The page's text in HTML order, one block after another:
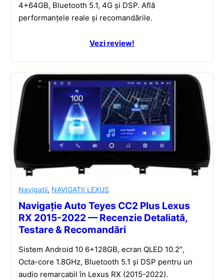
4+64GB, Bluetooth 5.1, 4G și DSP. Află
performanțele reale și recomandările.
Vezi review!
Navigatii, NAVIGATII LEXUS
Navigație Auto Teyes CC2 Plus Lexus
RX 2015-2022 — Recenzie Detaliată,
Testare & Recomandări
Sistem Android 10 6+128GB, ecran QLED 10.2″,
Octa-core 1.8GHz, Bluetooth 5.1 și DSP pentru un
audio remarcabil în Lexus RX (2015-2022).